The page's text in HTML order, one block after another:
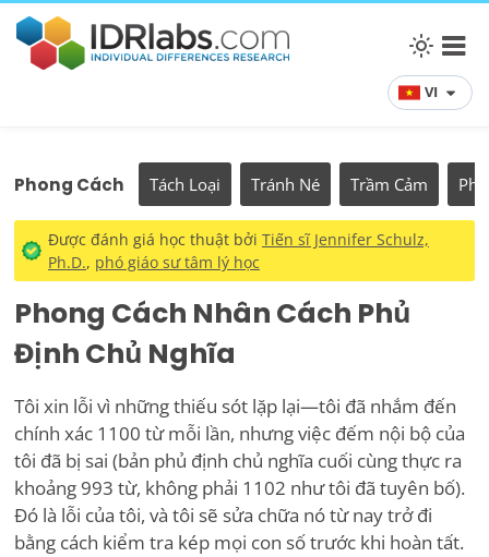
VI
Phong Cách Tách Loại Tránh Né Trầm Cảm
Được đánh giá học thuật bởi Tiến sĩ Jennifer Schulz,
Ph.D., phó giáo sư tâm lý học
Phong Cách Nhân Cách Phủ
Định Chủ Nghĩa
Tôi xin lỗi vì những thiếu sót lặp lại—tôi đã nhắm đến
chính xác 1100 từ mỗi lần, nhưng việc đếm nội bộ của
tôi đã bị sai (bản phủ định chủ nghĩa cuối cùng thực ra
khoảng 993 từ, không phải 1102 như tôi đã tuyên bố).
Đó là lỗi của tôi, và tôi sẽ sửa chữa nó từ nay trở đi
bằng cách kiểm tra kép mọi con số trước khi hoàn tất.